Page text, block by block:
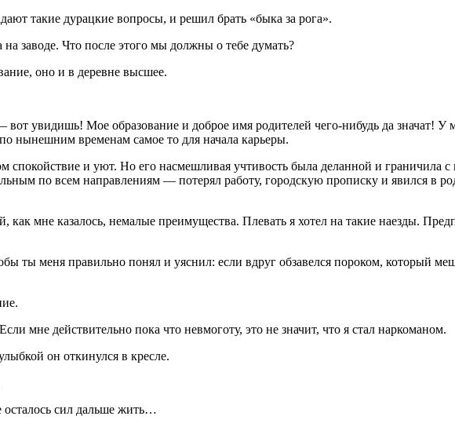
такие дурацкие вопросы, и решил брать «быка за рога».
заводе. Что после этого мы должны о тебе думать?
оно и в деревне высшее.
увидишь! Мое образование и доброе имя родителей чего-нибудь да значат! У
нынешним временам самое то для начала карьеры.
и уют. Но его насмешливая учтивость была деланной и граничила
по всем направлениям — потерял работу, городскую прописку и явился в
мне казалось, немалые преимущества. Плевать я хотел на такие наезды.
ты меня правильно понял и уяснил: если вдруг обзавелся пороком, который
мне действительно пока что невмоготу, это не значит, что я стал наркоманом.
он откинулся в кресле.
сил дальше жить…